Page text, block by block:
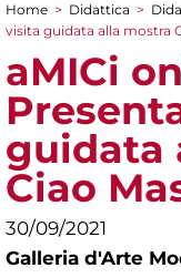
Tu sei qui
Home > Didattica >
visita guidata alla mostra
aMICi
guidata
Ciao
30/09/2021
Galleria d'Arte